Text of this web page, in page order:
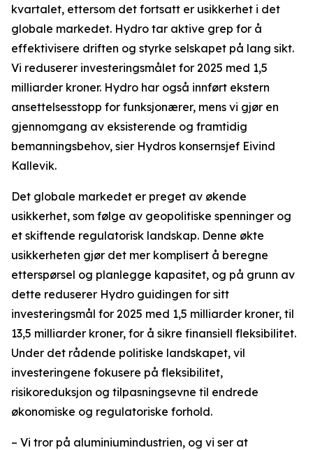
kvartalet, ettersom det fortsatt er usikkerhet i det
globale markedet. Hydro tar aktive grep for å
effektivisere driften og styrke selskapet på lang sikt.
Vi reduserer investeringsmålet for 2025 med 1,5
milliarder kroner. Hydro har også innført ekstern
ansettelsesstopp for funksjonærer, mens vi gjør en
gjennomgang av eksisterende og framtidig
bemanningsbehov, sier Hydros konsernsjef Eivind
Kallevik.
Det globale markedet er preget av økende
usikkerhet, som følge av geopolitiske spenninger og
et skiftende regulatorisk landskap. Denne økte
usikkerheten gjør det mer komplisert å beregne
etterspørsel og planlegge kapasitet, og på grunn av
dette reduserer Hydro guidingen for sitt
investeringsmål for 2025 med 1,5 milliarder kroner, til
13,5 milliarder kroner, for å sikre finansiell fleksibilitet.
Under det rådende politiske landskapet, vil
investeringene fokusere på fleksibilitet,
risikoreduksjon og tilpasningsevne til endrede
økonomiske og regulatoriske forhold.
– Vi tror på aluminiumindustrien, og vi ser at